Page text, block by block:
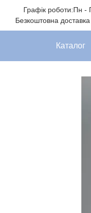
Перейти до основного
Графік роботи:Пн -
Безкоштовна
Каталог